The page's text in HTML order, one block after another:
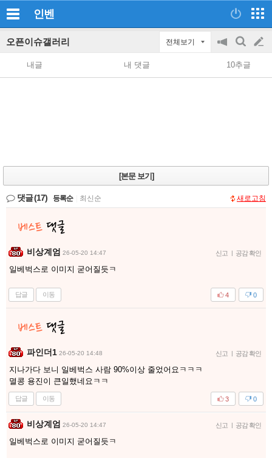
인벤
오픈이슈갤러리 전체보기
공
지
on/off
검
색
글
쓰
내글 내 댓글 10추글
[본문 보기]
댓글(17) 등록순 최신순 새로고침
비상계엄 26-05-20 14:47 신고 | 공감 확인
일베벅스로 이미지 굳어질듯ㅋ
답글 이동 0
4
파인더1 26-05-20 14:48 신고 | 공감 확인
지나가다 보니 일베벅스 사람 90%이상 줄었어요ㅋㅋㅋ
멸콩 용진이 큰일했네요ㅋㅋ
답글 이동 0
3
비상계엄 26-05-20 14:47 신고 | 공감 확인
일베벅스로 이미지 굳어질듯ㅋ